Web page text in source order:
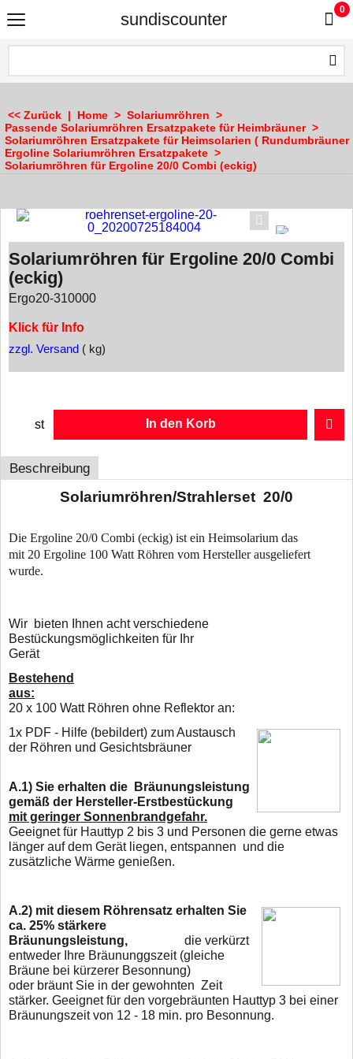
sundiscounter
0
<< Zurück | Home > Solariumröhren >
Passende Solariumröhren Ersatzpakete für Heimbräuner>
Solariumröhren Ersatzpakete für Heimsolarien ( Rundumbräuner
Ergoline Solariumröhren Ersatzpakete >
Solariumröhren für Ergoline 20/0 Combi (eckig)
Solariumröhren für Ergoline 20/0 Combi
(eckig)
Ergo20-310000
Klick für Info
zzgl. Versand kg
st In den Korb
Beschreibung
Solariumröhren/Strahlerset 20/0
Die Ergoline 20/0 Combi (eckig) ist ein Heimsolarium das
mit 20 Ergoline 100 Watt Röhren vom Hersteller ausgeliefert
wurde.
Wir bieten Ihnen acht verschiedene
Bestückungsmöglichkeiten für Ihr
Gerät
Bestehend
aus:
20 x 100 Watt Röhren ohne Reflektor an:
1x PDF - Hilfe (bebildert) zum Austausch
der Röhren und Gesichtsbräuner
A.1) Sie erhalten die Bräunungsleistung
gemäß der Hersteller-Erstbestückung
mit geringer Sonnenbrandgefahr.
Geeignet für Hauttyp 2 bis 3 und Personen die gerne etwas
länger auf dem Gerät liegen, entspannen und die
zusätzliche Wärme genießen.
A.2) mit diesem Röhrensatz erhalten Sie
ca. 25% stärkere
Bräunungsleistung, die verkürzt
entweder Ihre Bräununggszeit (gleiche
Bräune bei kürzerer Besonnung)
oder bräunt Sie in der gewohnten Zeit
stärker. Geeignet für den vorgebräunten Hauttyp 3 bei einer
Bräunungszeit von 12 - 18 min. pro Besonnung.